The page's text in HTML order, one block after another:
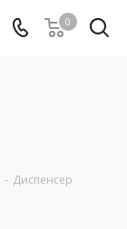
0
- Диспенсер